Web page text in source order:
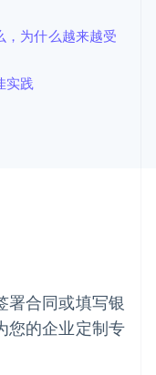
，为什么越来越受
实践
署合同或填写银
您的企业定制专